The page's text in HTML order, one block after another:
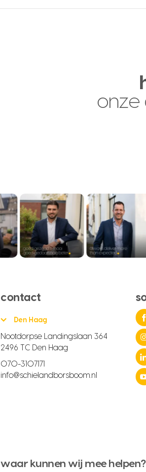
onze
contact
Den Haag
Nootdorpse Landingslaan 364
2496 TC Den Haag
070-3107171
info@schielandborsboom.nl
waar kunnen wij mee helpen?